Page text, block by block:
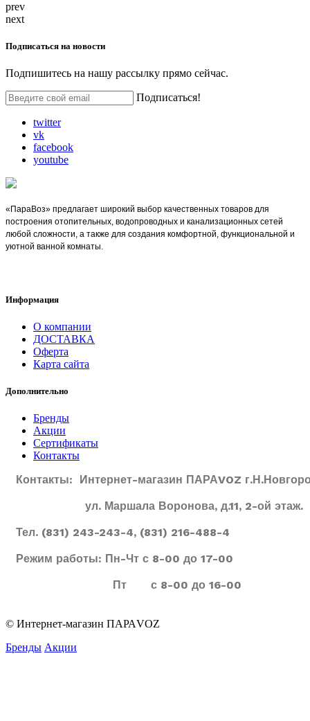
prev
next
Подписаться на новости
Подпишитесь на нашу рассылку прямо сейчас.
Подписаться!
twitter
vk
facebook
youtube
«ПараВоз» предлагает широкий выбор качественных товаров для
построения отопительных, водопроводных и канализационных сетей
любой сложности, а также для создания комфортной, функциональной и
уютной ванной комнаты.
Информация
О компании
ДОСТАВКА
Оферта
Карта сайта
Дополнительно
Бренды
Акции
Сертификаты
Контакты
Контакты: Интернет-магазин ПАРАVOZ
ул. Маршала Воронова, д.11, 2-ой этаж.
Тел. (831) 243-243-4, (831) 216-488-4
Режим работы: Пн-Чт с 8-00 до 17-00
Пт с 8-00 до 16-00
© Интернет-магазин ПАРАVOZ
Бренды Акции